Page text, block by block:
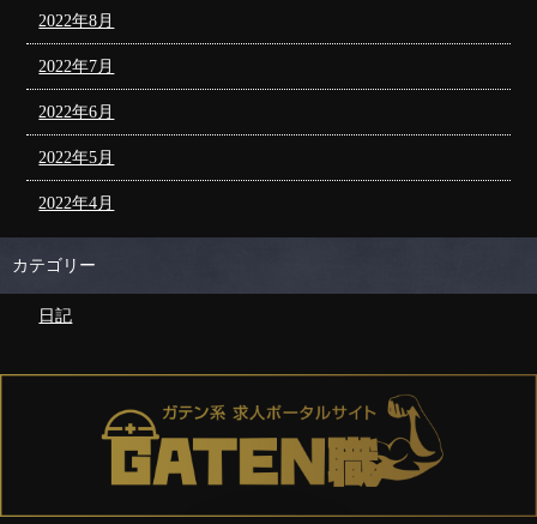
2022年8月
2022年7月
2022年6月
2022年5月
2022年4月
カテゴリー
日記